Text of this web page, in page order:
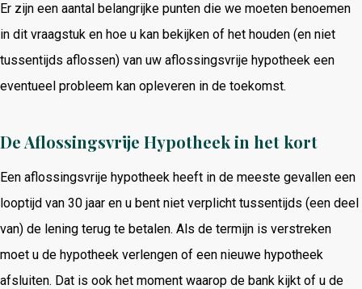
Er zijn een aantal belangrijke punten die we moeten benoemen
in dit vraagstuk en hoe u kan bekijken of het houden (en niet
tussentijds aflossen) van uw aflossingsvrije hypotheek een
eventueel probleem kan opleveren in de toekomst.
De Aflossingsvrije Hypotheek in het kort
Een aflossingsvrije hypotheek heeft in de meeste gevallen een
looptijd van 30 jaar en u bent niet verplicht tussentijds (een deel
van) de lening terug te betalen. Als de termijn is verstreken
moet u de hypotheek verlengen of een nieuwe hypotheek
afsluiten. Dat is ook het moment waarop de bank kijkt of u de